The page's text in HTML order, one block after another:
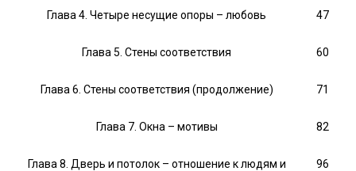
Глава 4. Четыре несущие опоры – любовь 47
Глава 5. Стены соответствия 60
Глава 6. Стены соответствия (продолжение) 71
Глава 7. Окна – мотивы 82
Глава 8. Дверь и потолок – отношение к людям и
96